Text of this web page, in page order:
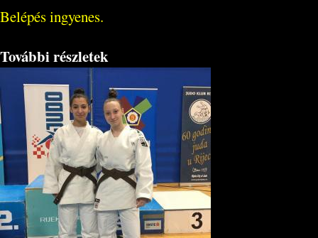
Belépés ingyenes.
További részletek